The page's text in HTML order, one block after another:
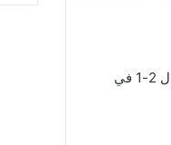
توج ريال مدريد بطلا للدوري الإسباني لكرة القدم قبل جولة من نهاية المسابقة بعد تغلبه على ضيفه فياريال 2-1 في